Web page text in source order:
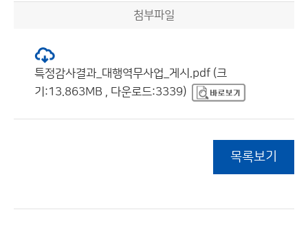
첨부파일
특정감사결과_대행역무사업_게시.pdf (크
기:13.863MB , 다운로드:3339)
목록보기